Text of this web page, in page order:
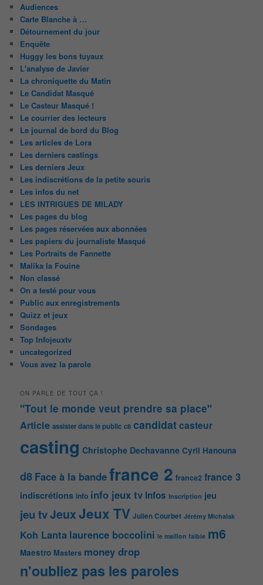
Audiences
Carte Blanche à …
Détournement du jour
Enquête
Huggy les bons tuyaux
L'analyse de Javier
La chroniquette du Matin
Le Candidat Masqué
Le Casteur Masqué !
Le courrier des lecteurs
Le journal de bord du Blog
Les articles de Lora
Les derniers castings
Les derniers Jeux
Les indiscrétions de la petite souris
Les infos du net
LES INTRIGUES DE MILADY
Les pages du blog
Les pages réservées aux abonnées
Les papiers du journaliste Masqué
Les Portraits de Fannette
Malika la Fouine
Non classé
On a testé pour vous
Public aux enregistrements
Quizz et jeux
Sondages
Top Infojeuxtv
uncategorized
Vous avez la parole
ON PARLE DE TOUT ÇA !
"Tout le monde veut prendre sa place"
Article assister dans le public c8 candidatcasteur
casting Christophe Dechavanne Cyril Hanouna
d8 Face à la bandefrance 2 france2 france 3
indiscrétions info info jeux tv Infos Inscription jeu
jeu tvJeuxJeux TV Julien Courbet Jérémy Michalak
Koh Lanta laurence boccolini le maillon faible m6
Maestro Masters money drop
n'oubliez pas les paroles